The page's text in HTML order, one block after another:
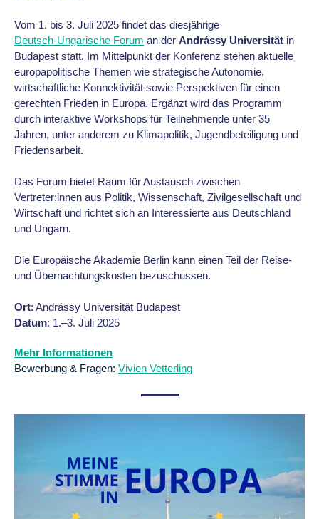
Vom 1. bis 3. Juli 2025 findet das diesjährige
Deutsch-Ungarische Forum an der Andrássy Universität in
Budapest statt. Im Mittelpunkt der Konferenz stehen aktuelle
europapolitische Themen wie strategische Autonomie,
wirtschaftliche Konnektivität sowie Perspektiven für einen
gerechten Frieden in Europa. Ergänzt wird das Programm
durch interaktive Workshops für Teilnehmende unter 35
Jahren, unter anderem zu Klimapolitik, Jugendbeteiligung und
Friedensarbeit.
Das Forum bietet Raum für Austausch zwischen
Vertreter:innen aus Politik, Wissenschaft, Zivilgesellschaft und
Wirtschaft und richtet sich an Interessierte aus Deutschland
und Ungarn.
Die Europäische Akademie Berlin kann einen Teil der Reise-
und Übernachtungskosten bezuschussen.
Ort: Andrássy Universität Budapest
Datum: 1.–3. Juli 2025
Mehr Informationen
Bewerbung & Fragen: Vivien Vetterling